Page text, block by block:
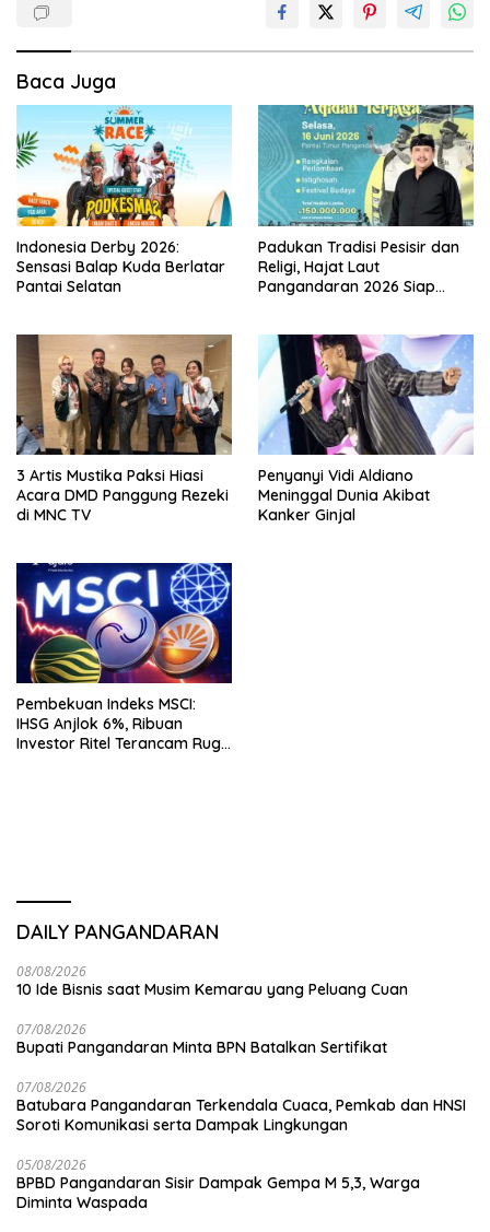
Baca Juga
Indonesia Derby 2026:
Sensasi Balap Kuda Berlatar
Pantai Selatan
Padukan Tradisi Pesisir dan
Religi, Hajat Laut
Pangandaran 2026 Siap
3 Artis Mustika Paksi Hiasi
Acara DMD Panggung Rezeki
di MNC TV
Penyanyi Vidi Aldiano
Meninggal Dunia Akibat
Kanker Ginjal
Pembekuan Indeks MSCI:
IHSG Anjlok 6%, Ribuan
Investor Ritel Terancam Rugi
DAILY PANGANDARAN
08/08/2026
10 Ide Bisnis saat Musim Kemarau yang Peluang Cuan
07/08/2026
Bupati Pangandaran Minta BPN Batalkan Sertifikat
07/08/2026
Batubara Pangandaran Terkendala Cuaca, Pemkab dan HNSI
Soroti Komunikasi serta Dampak Lingkungan
05/08/2026
BPBD Pangandaran Sisir Dampak Gempa M 5,3, Warga
Diminta Waspada